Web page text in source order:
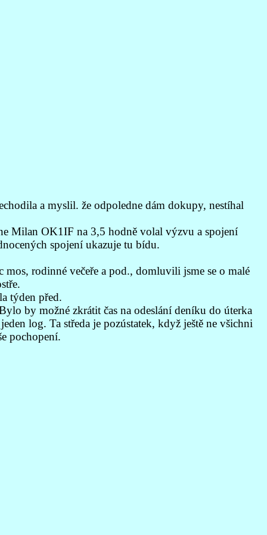
a myslil. že odpoledne dám dokupy, nestíhal
Milan OK1IF na 3,5 hodně volal výzvu a spojení
spojení ukazuje tu bídu.
mos, rodinné večeře a pod., domluvili jsme se o malé
týden před.
by možné zkrátit čas na odeslání deníku do úterka
log. Ta středa je pozústatek, když ještě ne všichni
pochopení.